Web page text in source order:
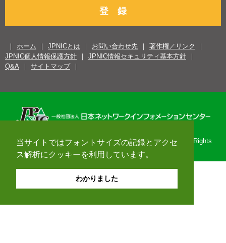
当サイトではフォントサイズの記録とアクセ
ス解析にクッキーを利用しています。
わかりました
登 録
ホーム JPNICとは お問い合わせ先
著作権／リンク
JPNIC個人情報保護方針
JPNIC情報セキュリティ基本方針
Q&A
サイトマップ
Copyright© 1996-2026 Japan Network Information Center. All Rights
Reserved.